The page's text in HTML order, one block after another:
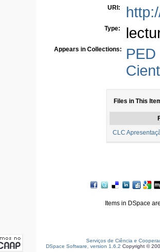
URI:
Type:
Appears in Collections:
Files in This
CLC
Items in DSpace
Serviços de Ciência e
DSpace Software, version 1.6.2 Copyright ©